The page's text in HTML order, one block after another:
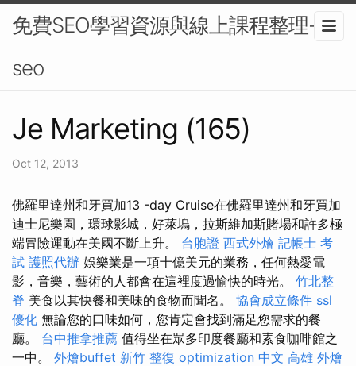
免費SEO學習資源與線上課程整理-
seo
Je Marketing (165)
Oct 12, 2013
佛羅里達州和牙買加13 -day Cruise在佛羅里達州和牙買加
迪士尼樂園，環球影城，好萊塢，拉斯維加斯賭場和許多極
端冒險運動在美國不斷上升。 台胞證 西式外燴 記帳士 考
試 護照代辦 娛樂業是一項十億美元的業務，任何熱愛電
影，音樂，藝術的人都會在這裡度過愉快的時光。 竹北整
脊 美食以其快餐和美味的食物而聞名。 協會成立條件 ssl
優化 無論您的口味如何，您肯定會找到滿足您需求的餐
廳。 台中推拿推薦 值得坐在眾多印度餐廳和素食咖啡館之
一中。 外燴buffet 新竹 整復 optimization 中文 高雄 外燴